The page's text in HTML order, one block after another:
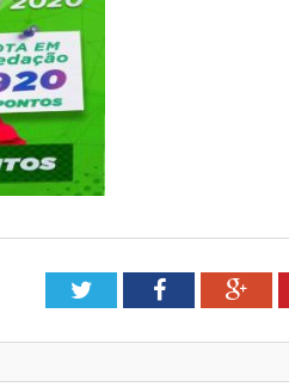
TwitterFacebook